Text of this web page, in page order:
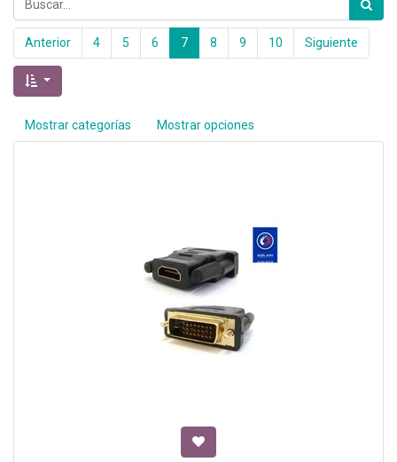
Anterior 4 5 6 7 8 9 10 Siguiente
Mostrar categorías Mostrar opciones